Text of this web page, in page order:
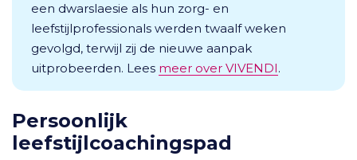
een dwarslaesie als hun zorg- en
leefstijlprofessionals werden twaalf weken
gevolgd, terwijl zij de nieuwe aanpak
uitprobeerden. Lees meer over VIVENDI.
Persoonlijk
leefstijlcoachingspad